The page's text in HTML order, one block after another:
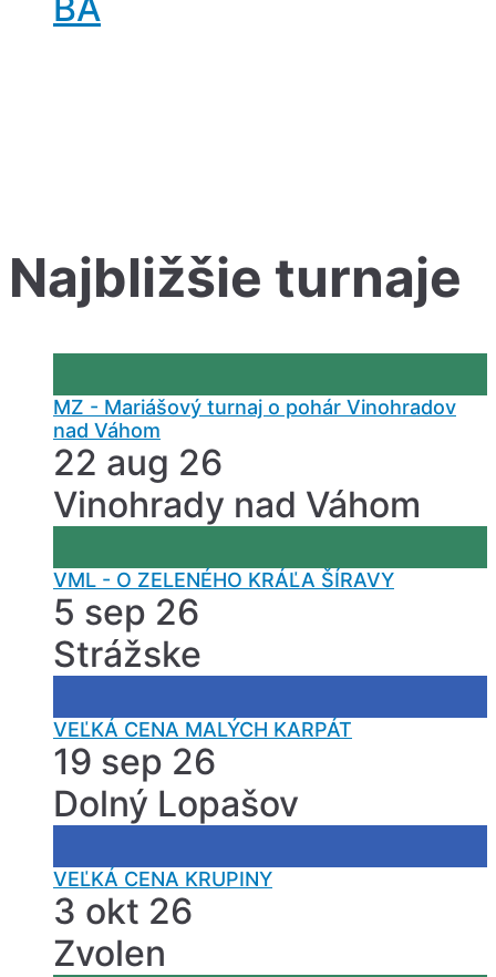
Najbližšie turnaje
MZ - Mariášový turnaj o pohár Vinohradov
nad Váhom
22 aug 26
Vinohrady nad Váhom
VML - O ZELENÉHO KRÁĽA ŠÍRAVY
5 sep 26
Strážske
VEĽKÁ CENA MALÝCH KARPÁT
19 sep 26
Dolný Lopašov
VEĽKÁ CENA KRUPINY
3 okt 26
Zvolen